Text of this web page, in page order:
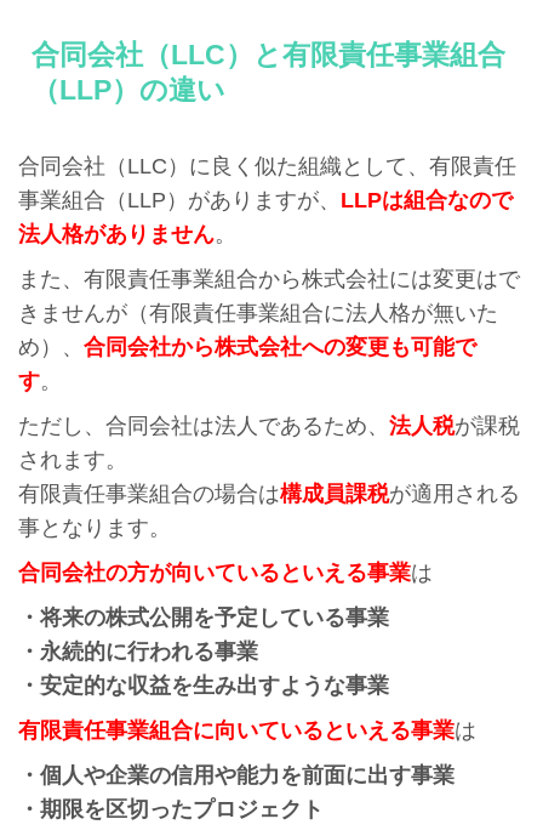
合同会社（LLC）と有限責任事業組合
（LLP）の違い
合同会社（LLC）に良く似た組織として、有限責任
事業組合（LLP）がありますが、 LLPは組合なので
法人格がありません。
また、有限責任事業組合から株式会社には変更はで
きませんが（有限責任事業組合に法人格が無いた
め）、 合同会社から株式会社への変更も可能で
す。
ただし、合同会社は法人であるため、 法人税が課税
されます。
有限責任事業組合の場合は構成員課税が適用される
事となります。
合同会社の方が向いているといえる事業は
・将来の株式公開を予定している事業
・永続的に行われる事業
・安定的な収益を生み出すような事業
有限責任事業組合に向いているといえる事業は
・個人や企業の信用や能力を前面に出す事業
・期限を区切ったプロジェクト